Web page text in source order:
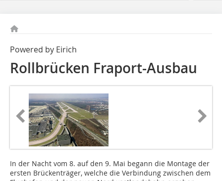
Powered by Eirich
Rollbrücken Fraport-Ausbau
In der Nacht vom 8. auf den 9. Mai begann die Montage der
ersten Brückenträger, welche die Verbindung zwischen dem